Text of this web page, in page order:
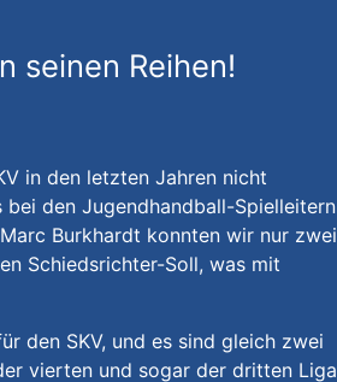
seinen Reihen!
in den letzten Jahren nicht
den Jugendhandball-Spielleitern
Burkhardt konnten wir nur zwei
Schiedsrichter-Soll, was mit
den SKV, und es sind gleich zwei
vierten und sogar der dritten Liga